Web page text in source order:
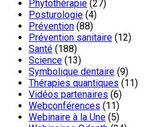
Phytothérapie (27)
Posturologie (4)
Prévention (88)
Prévention sanitaire (12)
Santé (188)
Science (13)
Symbolique dentaire (9)
Thérapies quantiques (11)
Vidéos partenaires (6)
Webconférences (11)
Webinaire à la Une (5)